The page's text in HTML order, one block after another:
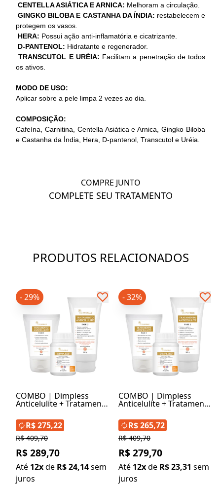
CENTELLA ASIÁTICA E ARNICA: Melhoram a circulação.
GINGKO BILOBA E CASTANHA DA ÍNDIA: restabelecem e
protegem os vasos.
HERA: Possui ação anti-inflamatória e cicatrizante.
D-PANTENOL: Hidratante e regenerador.
TRANSCUTOL E URÉIA: Facilitam a penetração de todos
os ativos.
MODO DE USO:
Aplicar sobre a pele limpa 2 vezes ao dia.
COMPOSIÇÃO:
Cafeína, Carnitina, Centella Asiática e Arnica, Gingko Biloba
e Castanha da Índia, Hera, D-pantenol, Transcutol e Uréia.
COMPRE JUNTO
COMPLETE SEU TRATAMENTO
PRODUTOS RELACIONADOS
COMBO | Dimpless
Anticelulite + Tratamento
Tratamento Anticelulite
Fase 2 com
Liporeductyl®
- 29%
R$ 409,70
R$ 289,70
Até 12xde R$ 24,14sem
juros
R$ 275,22
COMBO | Dimpless
Anticelulite + Tratamento
Tratamento Anticelulite
Fase 2
- 32%
R$ 409,70
R$ 279,70
Até 12xde R$ 23,31 sem
juros
R$ 265,72